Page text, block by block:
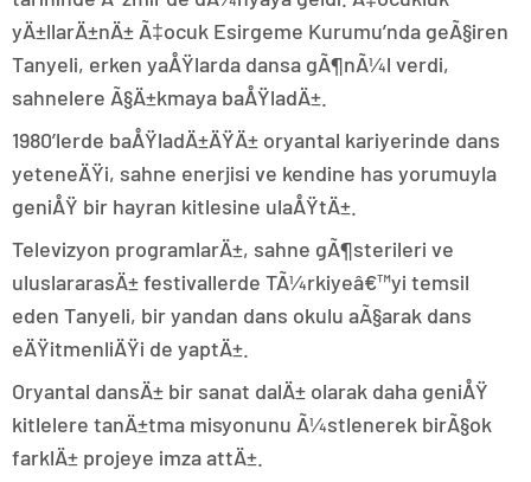
yÄ±llarÄ±nÄ± Ã‡ocuk Esirgeme Kurumu’nda geÃ§iren
Tanyeli, erken yaÅŸlarda dansa gÃ¶nÃ¼l verdi,
sahnelere Ã§Ä±kmaya baÅŸladÄ±.
1980’lerde baÅŸladÄ±ÄŸÄ± oryantal kariyerinde dans
yeteneÄŸi, sahne enerjisi ve kendine has yorumuyla
geniÅŸ bir hayran kitlesine ulaÅŸtÄ±.
Televizyon programlarÄ±, sahne gÃ¶sterileri ve
uluslararasÄ± festivallerde TÃ¼rkiyeâ€™yi temsil
eden Tanyeli, bir yandan dans okulu aÃ§arak dans
eÄŸitmenliÄŸi de yaptÄ±.
Oryantal dansÄ± bir sanat dalÄ± olarak daha geniÅŸ
kitlelere tanÄ±tma misyonunu Ã¼stlenerek birÃ§ok
farklÄ± projeye imza attÄ±.